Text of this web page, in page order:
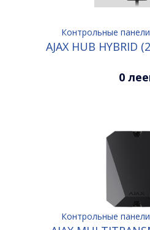
Контрольные
AJAX HUB HYBRID
0
Контрольные